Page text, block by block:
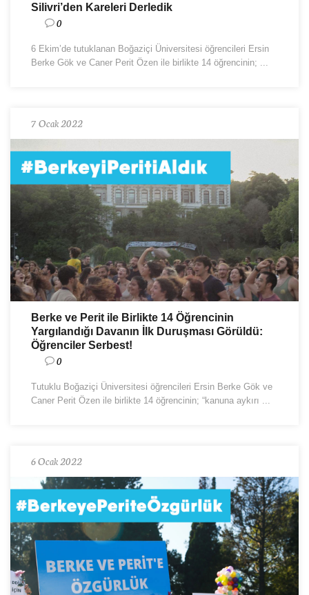
Silivri’den Kareleri Derledik
0
6 Ekim’de tutuklanan Boğaziçi Üniversitesi öğrencileri Ersin
Berke Gök ve Caner Perit Özen ile birlikte 14 öğrencinin; ...
7 Ocak 2022
Berke ve Perit ile Birlikte 14 Öğrencinin
Yargılandığı Davanın İlk Duruşması Görüldü:
Öğrenciler Serbest!
0
Tutuklu Boğaziçi Üniversitesi öğrencileri Ersin Berke Gök ve
Caner Perit Özen ile birlikte 14 öğrencinin; “kanuna aykırı ...
6 Ocak 2022